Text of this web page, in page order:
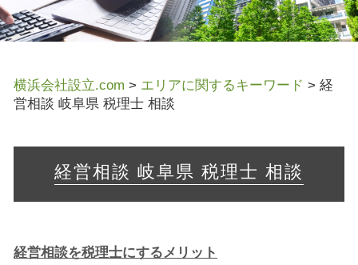
横浜会社設立.com > エリアに関するキーワード > 経
営相談 岐阜県 税理士 相談
経営相談 岐阜県 税理士 相談
経営相談を税理士にするメリット